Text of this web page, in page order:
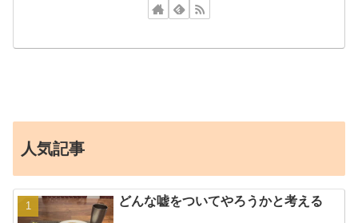
人気記事
どんな嘘をついてやろうかと考える